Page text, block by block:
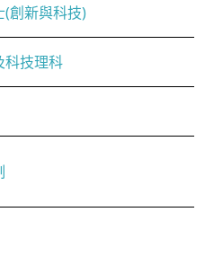
(創新與科技)
科技理科